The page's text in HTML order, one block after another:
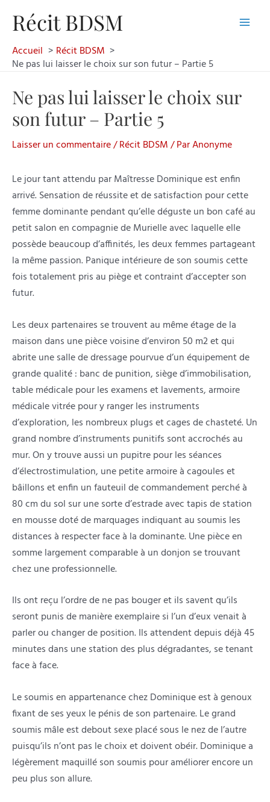
Récit BDSM
Accueil
Récit BDSM
Ne pas lui laisser le choix sur son futur – Partie 5
Ne pas lui laisser le choix sur
son futur – Partie 5
Laisser un commentaire/Récit BDSM/ ParAnonyme
Le jour tant attendu par Maîtresse Dominique est enfin
arrivé. Sensation de réussite et de satisfaction pour cette
femme dominante pendant qu’elle déguste un bon café au
petit salon en compagnie de Murielle avec laquelle elle
possède beaucoup d’affinités, les deux femmes partageant
la même passion. Panique intérieure de son soumis cette
fois totalement pris au piège et contraint d’accepter son
futur.
Les deux partenaires se trouvent au même étage de la
maison dans une pièce voisine d’environ 50 m2 et qui
abrite une salle de dressage pourvue d’un équipement de
grande qualité : banc de punition, siège d’immobilisation,
table médicale pour les examens et lavements, armoire
médicale vitrée pour y ranger les instruments
d’exploration, les nombreux plugs et cages de chasteté. Un
grand nombre d’instruments punitifs sont accrochés au
mur. On y trouve aussi un pupitre pour les séances
d’électrostimulation, une petite armoire à cagoules et
bâillons et enfin un fauteuil de commandement perché à
80 cm du sol sur une sorte d’estrade avec tapis de station
en mousse doté de marquages indiquant au soumis les
distances à respecter face à la dominante. Une pièce en
somme largement comparable à un donjon se trouvant
chez une professionnelle.
Ils ont reçu l’ordre de ne pas bouger et ils savent qu’ils
seront punis de manière exemplaire si l’un d’eux venait à
parler ou changer de position. Ils attendent depuis déjà 45
minutes dans une station des plus dégradantes, se tenant
face à face.
Le soumis en appartenance chez Dominique est à genoux
fixant de ses yeux le pénis de son partenaire. Le grand
soumis mâle est debout sexe placé sous le nez de l’autre
puisqu’ils n’ont pas le choix et doivent obéir. Dominique a
légèrement maquillé son soumis pour améliorer encore un
peu plus son allure.